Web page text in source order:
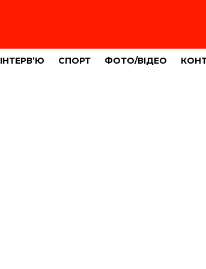
ІНТЕРВ’Ю СПОРТ ФОТО/ВІДЕО